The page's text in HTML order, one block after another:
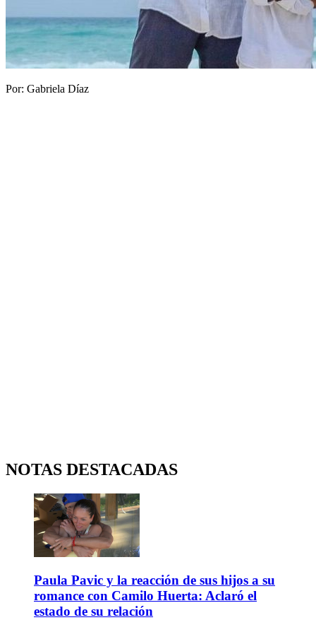
Por: Gabriela Díaz
NOTAS DESTACADAS
Paula Pavic y la reacción de sus hijos a su
romance con Camilo Huerta: Aclaró el
estado de su relación